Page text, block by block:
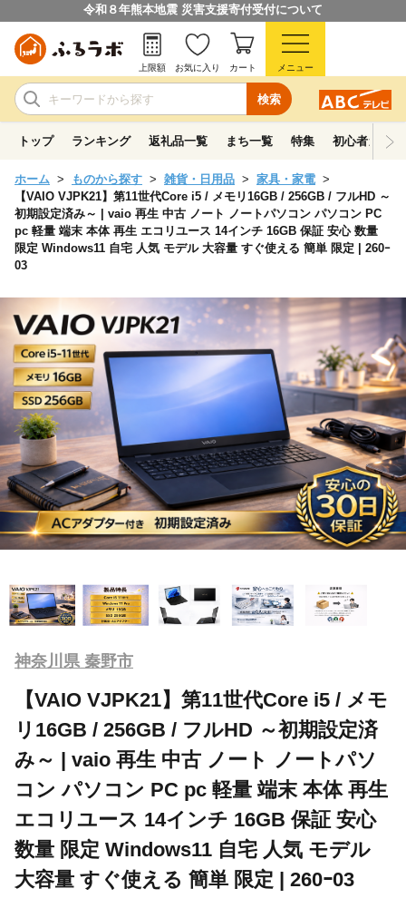
令和８年熊本地震 災害支援寄付受付について
検索
上限額 お気に入り カート メニュー
トップ ランキング 返礼品一覧 まち一覧 特集 初心者ガイド
ホーム ものから探す 雑貨・日用品
家具・家電
【VAIO VJPK21】第11世代Core i5 / メモリ16GB / 256GB / フルHD ～
初期設定済み～ | vaio 再生 中古 ノート ノートパソコン パソコン PC
pc 軽量 端末 本体 再生 エコリユース 14インチ 16GB 保証 安心 数量
限定 Windows11 自宅 人気 モデル 大容量 すぐ使える 簡単 限定 | 260ｰ
03
神奈川県 秦野市
【VAIO VJPK21】第11世代Core i5 / メモ
リ16GB / 256GB / フルHD ～初期設定済
み～ | vaio 再生 中古 ノート ノートパソ
コン パソコン PC pc 軽量 端末 本体 再生
エコリユース 14インチ 16GB 保証 安心
数量 限定 Windows11 自宅 人気 モデル
大容量 すぐ使える 簡単 限定 | 260ｰ03